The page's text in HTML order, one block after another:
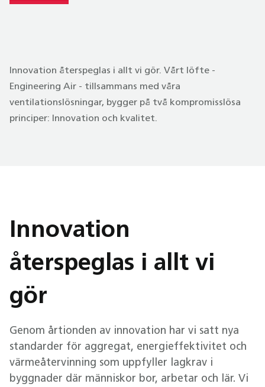
Innovation återspeglas i allt vi gör. Vårt löfte -
Engineering Air - tillsammans med våra
ventilationslösningar, bygger på två kompromisslösa
principer: Innovation och kvalitet.
Innovation
återspeglas i allt vi
gör
Genom årtionden av innovation har vi satt nya
standarder för aggregat, energieffektivitet och
värmeåtervinning som uppfyller lagkrav i
byggnader där människor bor, arbetar och lär. Vi